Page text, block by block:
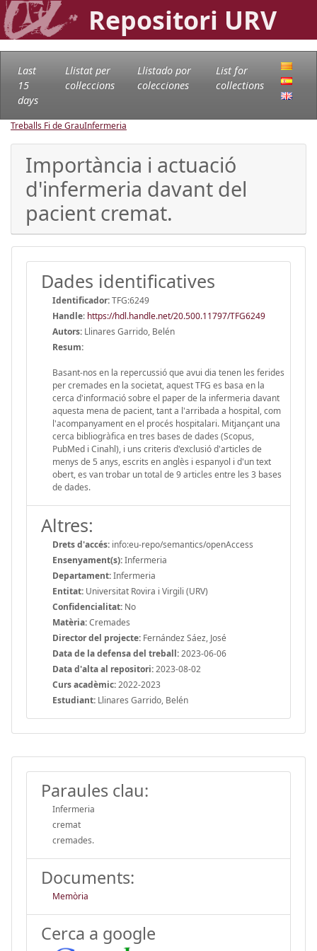
Repositori URV
Last
15
days
Llistat per
col·leccions
Llistado por
colecciones
List for
collections
Treballs Fi de GrauInfermeria
Importància i actuació
d'infermeria davant del
pacient cremat.
Dades identificatives
Identificador:TFG:6249
Handle: https://hdl.handle.net/20.500.11797/TFG6249
Autors: Llinares Garrido, Belén
Resum:
Basant-nos en la repercussió que avui dia tenen les ferides
per cremades en la societat, aquest TFG es basa en la
cerca d'informació sobre el paper de la infermeria davant
aquesta mena de pacient, tant a l'arribada a hospital, com
l'acompanyament en el procés hospitalari. Mitjançant una
cerca bibliogràfica en tres bases de dades (Scopus,
PubMed i Cinahl), i uns criteris d'exclusió d'articles de
menys de 5 anys, escrits en anglès i espanyol i d'un text
obert, es van trobar un total de 9 articles entre les 3 bases
de dades.
Altres:
Drets d'accés: info:eu-repo/semantics/openAccess
Ensenyament(s):Infermeria
Departament:Infermeria
Entitat: Universitat Rovira i Virgili (URV)
Confidencialitat: No
Matèria:Cremades
Director del projecte: Fernández Sáez, José
Data de la defensa del treball:2023-06-06
Data d'alta al repositori:2023-08-02
Curs acadèmic:2022-2023
Estudiant: Llinares Garrido, Belén
Paraules clau:
Infermeria
cremat
cremades.
Documents:
Memòria
Cerca a google